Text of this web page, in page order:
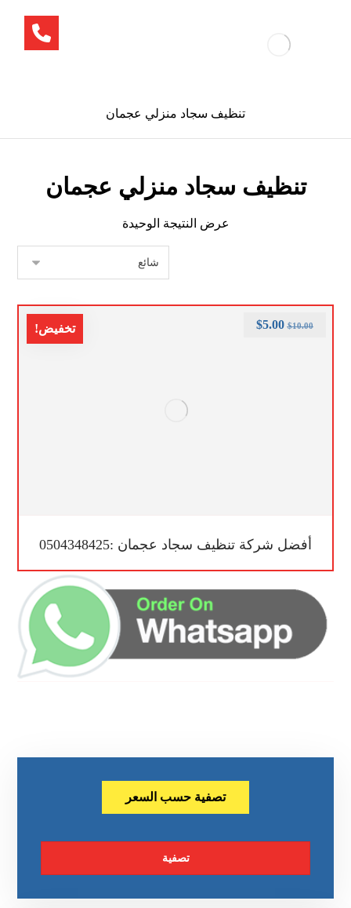
تنظيف سجاد منزلي عجمان
تنظيف سجاد منزلي عجمان
عرض النتيجة الوحيدة
تخفيض!
أفضل شركة تنظيف سجاد عجمان :0504348425
$10.00
$5.00
تصفية حسب السعر
تصفية